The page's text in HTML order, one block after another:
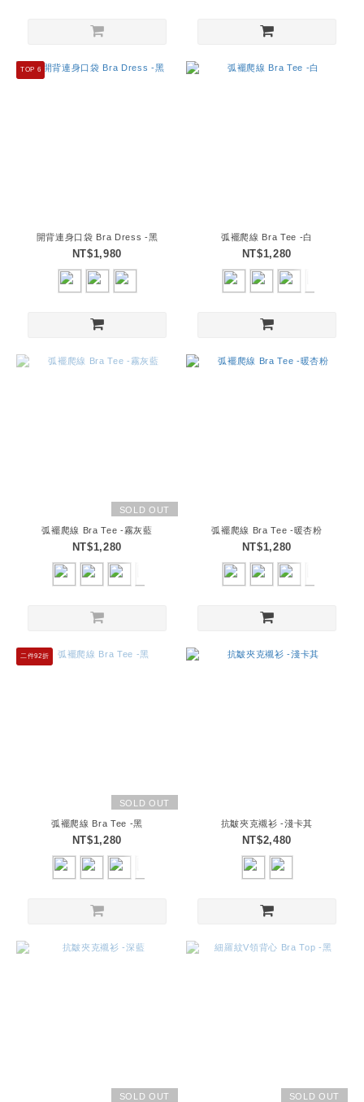
TOP 6
開背連身口袋 Bra Dress -黑
NT$1,980
弧襬爬線 Bra Tee -白
NT$1,280
SOLD OUT
弧襬爬線 Bra Tee -霧灰藍
NT$1,280
弧襬爬線 Bra Tee -暖杏粉
NT$1,280
二件92折
SOLD OUT
弧襬爬線 Bra Tee -黑
NT$1,280
抗皺夾克襯衫 -淺卡其
NT$2,480
SOLD OUT SOLD OUT